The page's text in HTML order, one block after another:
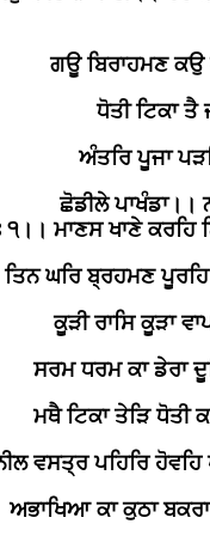
ਗਊ ਬਿਰਾਹਮਣ
ਧੋਤੀ ਟਿਕਾ ਤੈ
ਅੰਤਰਿ ਪੂਜਾ
ਛੋਡੀਲੇ ਪਾਖੰਡਾ।।
੧।। ਮਾਣਸ ਖਾਣੇ ਕਰਹਿ
ਤਿਨ ਘਰਿ ਬ੍ਰਹਮਣ
ਕੂੜੀ ਰਾਸਿ ਕੂੜਾ
ਸਰਮ ਧਰਮ ਕਾ ਡੇਰਾ
ਮਥੈ ਟਿਕਾ ਤੇੜਿ ਧੋਤੀ
ਵਸਤ੍ਰ ਪਹਿਰਿ
ਅਭਾਖਿਆ ਕਾ ਕੁਠਾ